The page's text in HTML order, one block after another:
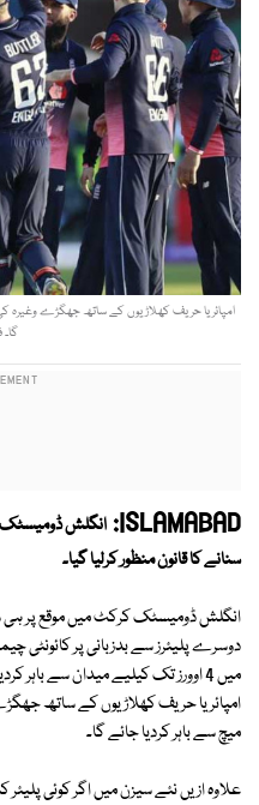
امپائر یا حریف کھلاڑیوں کے ساتھ جھگڑے وغیرہ
گا۔
ISLAMABAD: انگلش ڈومیسٹک
سنانے کا قانون منظور کرلیا گیا۔
انگلش ڈومیسٹک کرکٹ میں موقع پر ہی
میں 4 اوورز تک کیلیے میدان سے
امپائر یا حریف کھلاڑیوں کے ساتھ
میچ سے باہر کردیا جائے گا۔
علاوہ ازیں نئے سیزن میں اگر کوئی